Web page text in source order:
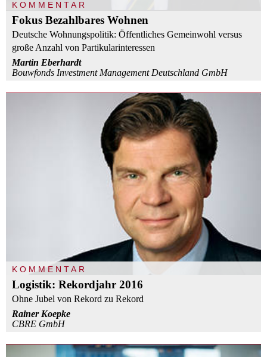
KOMMENTAR
Fokus Bezahlbares Wohnen
Deutsche Wohnungspolitik: Öffentliches Gemeinwohl versus
große Anzahl von Partikularinteressen
Martin Eberhardt
Bouwfonds Investment Management Deutschland GmbH
KOMMENTAR
Logistik: Rekordjahr 2016
Ohne Jubel von Rekord zu Rekord
Rainer Koepke
CBRE GmbH